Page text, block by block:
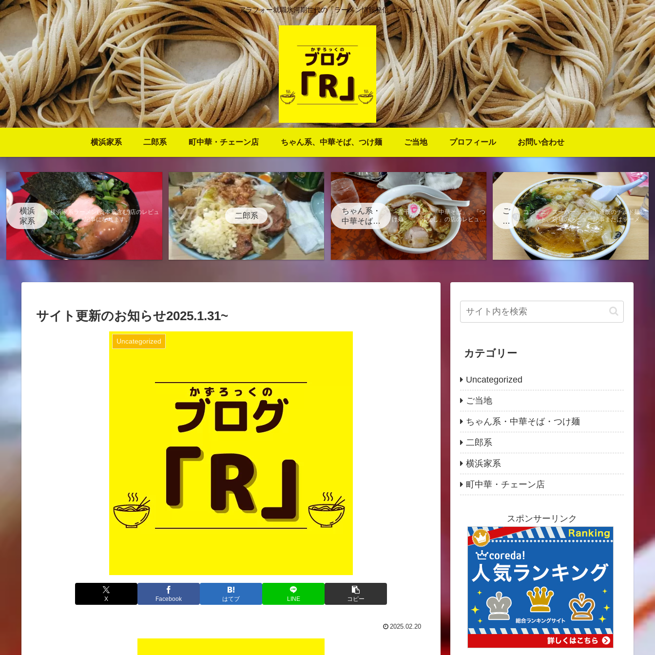
アラフォー就職氷河期世代の「ラーメン情報発信」ツール
横浜家系 二郎系 町中華・チェーン店 ちゃん系、中華そば、つけ麺 ご当地 プロフィール お問い合わせ
横浜
家系
横浜家系ラーメン(資本系含む)店のレビュ
ー記事になります。
二郎系
ちゃん系・
中華そば・
つけ麺
「煮干し系」、「中華そば」、「つ
け麺」、「汁なし」の店のレビュー
記事になります。
ご
当
地
コンビニ、スーパー、ネット通販のチルド麺、
レトルト、袋麺のレビュー記事またはラーメン
に関する電子書籍出版情報のページになりま
す。
サイト更新のお知らせ2025.1.31~
Uncategorized
X Facebook はてブ LINE コピー
2025.02.20
カテゴリー
Uncategorized
ご当地
ちゃん系・中華そば・つけ麺
二郎系
横浜家系
町中華・チェーン店
スポンサーリンク